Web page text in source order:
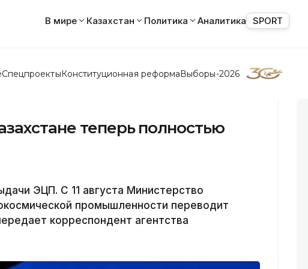
В мире Казахстан Политика Аналитика SPORT
СпецпроектыКонституционная реформаВыборы-2026
теперь полностью
ЭЦП. С 11 августа Министерство
промышленности переводит
корреспондент агентства